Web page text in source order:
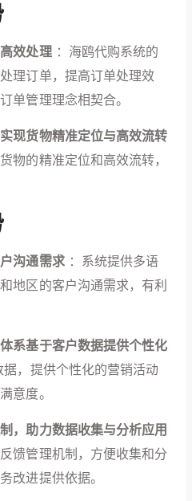
效处理：海鸥代购系统的
理订单，提高订单处理效
单管理理念相契合。
现货物精准定位与高效流转
物的精准定位和高效流转，
沟通需求：系统提供多语
地区的客户沟通需求，有利
系基于客户数据提供个性化
，提供个性化的营销活动
意度。
，助力数据收集与分析应用
馈管理机制，方便收集和分
改进提供依据。